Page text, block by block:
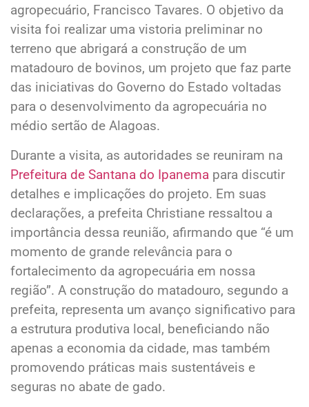
agropecuário, Francisco Tavares. O objetivo da
visita foi realizar uma vistoria preliminar no
terreno que abrigará a construção de um
matadouro de bovinos, um projeto que faz parte
das iniciativas do Governo do Estado voltadas
para o desenvolvimento da agropecuária no
médio sertão de Alagoas.
Durante a visita, as autoridades se reuniram na
Prefeitura de Santana do Ipanema para discutir
detalhes e implicações do projeto. Em suas
declarações, a prefeita Christiane ressaltou a
importância dessa reunião, afirmando que “é um
momento de grande relevância para o
fortalecimento da agropecuária em nossa
região”. A construção do matadouro, segundo a
prefeita, representa um avanço significativo para
a estrutura produtiva local, beneficiando não
apenas a economia da cidade, mas também
promovendo práticas mais sustentáveis e
seguras no abate de gado.